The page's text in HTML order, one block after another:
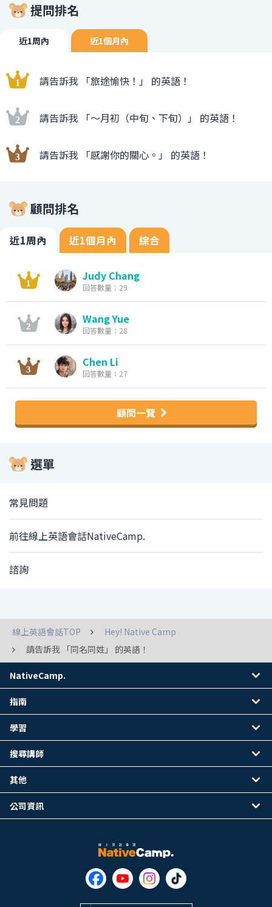
提問排名
近1周內 近1個月內
請告訴我 「旅途愉快！」 的英語！
請告訴我 「〜月初（中旬、下旬）」 的英語！
請告訴我 「感謝你的關心。」 的英語！
顧問排名
近1周內 近1個月內 綜合
Judy Chang
回答數量：29
Wang Yue
回答數量：28
Chen Li
回答數量：27
顧問一覽
選單
常見問題
前往線上英語會話NativeCamp.
諮詢
線上英語會話TOP
Hey! Native Camp
請告訴我 「同名同姓」 的英語！
NativeCamp.
指南
學習
搜尋講師
其他
公司資訊